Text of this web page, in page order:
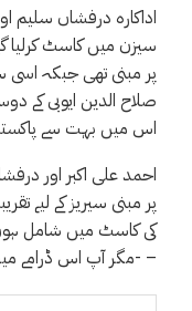
اداکارہ درفشاں سلیم
سیزن میں کاسٹ کرلیا
پر مبنی تھی جبکہ اسی
صلاح الدین ایوبی کے
اس میں بہت سے
احمد علی اکبر اور
-مگر آپ اس ڈرامے میں پاکستان کے دیگر کئی اہم شوبز سٹارز کو اہم کردار نبھاتے دیکھیں گے –